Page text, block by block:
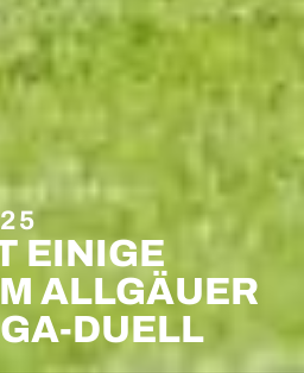
EINIGE
ALLGÄUER
DUELL